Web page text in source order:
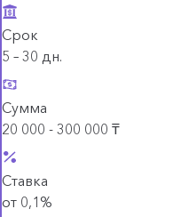
Срок
5 – 30 дн.
Сумма
20 000 - 300 000 ₸
Ставка
от 0,1%